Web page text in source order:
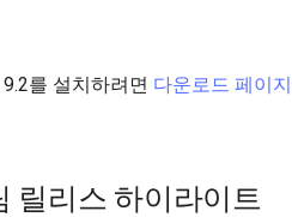
를 설치하려면 다운로드 페이지
릴리스 하이라이트